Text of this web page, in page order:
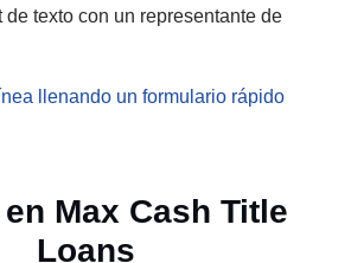
Max Cash Title
Loans
de texto con un representante de
llenando un formulario rápido